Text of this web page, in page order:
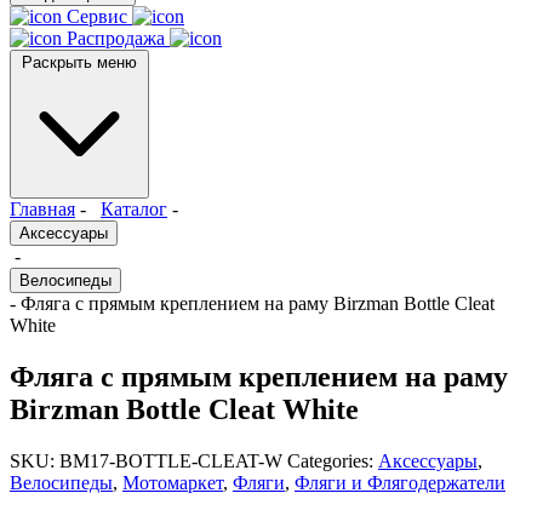
Сервис
Распродажа
Главная - Каталог -
Аксессуары
-
Велосипеды
- Фляга с прямым креплением на раму Birzman Bottle Cleat
White
Фляга с прямым креплением на раму
Birzman Bottle Cleat White
SKU: BM17-BOTTLE-CLEAT-W Categories: Аксессуары,
Велосипеды, Мотомаркет, Фляги, Фляги и Флягодержатели